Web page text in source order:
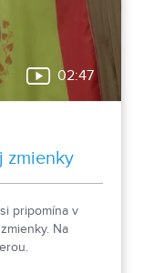
02:47
zmienky
pripomína v
Na